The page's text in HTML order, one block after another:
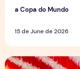
a Copa do Mundo
15 de June de 2026
O povo brasileiro e